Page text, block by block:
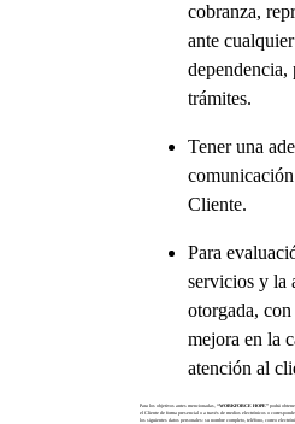
cobranza,
ante
dependencia,
trámites.
Tener una
Cliente.
Para
servicios y la
otorgada,
mejora en la
atención al
Para los objetivos antes mencionadas, “WORKFORCE HOPE” podrá
el Cliente de forma presencial o a través de medios electrónicos o
los siguientes datos personales: su nombre completo, teléfono, correo